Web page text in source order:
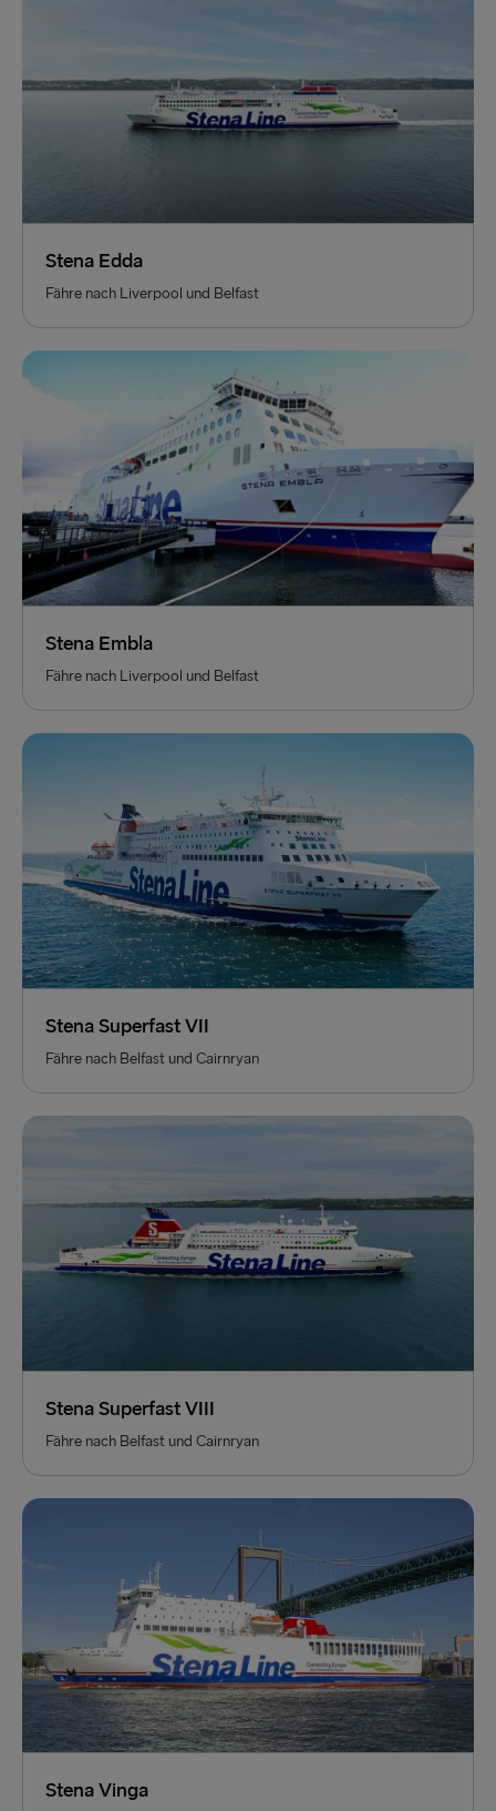
Stena Edda
Fähre nach Liverpool und Belfast
Stena Embla
Fähre nach Liverpool und Belfast
Stena Superfast VII
Fähre nach Belfast und Cairnryan
Stena Superfast VIII
Fähre nach Belfast und Cairnryan
Stena Vinga